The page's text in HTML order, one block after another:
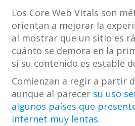
Los Core Web Vitals son
orientan a mejorar la
al mostrar que un sitio es
cuánto se demora en la
si su contenido es estable
Comienzan a regir a partir
aunque al parecer su uso
algunos países que
internet muy lentas.